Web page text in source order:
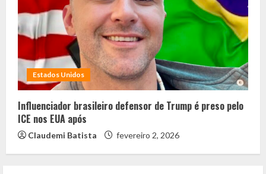
Estados Unidos
Influenciador brasileiro defensor de Trump é preso pelo
ICE nos EUA após
Claudemi Batista fevereiro 2, 2026